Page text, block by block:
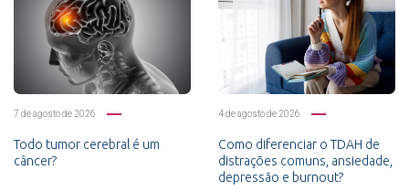
7 de agosto de 2026
Todo tumor cerebral é um
câncer?
4 de agosto de 2026
Como diferenciar o TDAH de
distrações comuns, ansiedade,
depressão e burnout?